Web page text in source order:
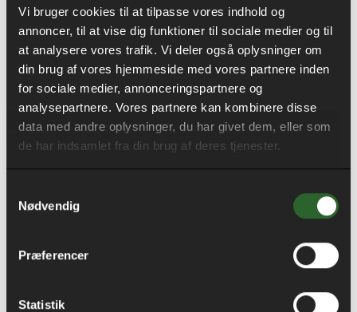
Vi bruger cookies til at tilpasse vores indhold og
annoncer, til at vise dig funktioner til sociale medier og til
at analysere vores trafik. Vi deler også oplysninger om
din brug af vores hjemmeside med vores partnere inden
for sociale medier, annonceringspartnere og
analysepartnere. Vores partnere kan kombinere disse
data med andre oplysninger, du har givet dem, eller som
de har indsamlet fra din brug af deres tjenester.
Nødvendig
Præferencer
Statistik
for bygningens industrielle ophav og arkitektoniske
særpræg har vi arbejdet målrettet med at bevare og
aktivere de eksisterende kvaliteter frem for at erstatte
dem. Transformation – ikke nedrivning – har været
det bærende princip i udviklingen fra
produktionsbygning til nutidig sundhedsfunktion.
bygherre og samarbejdspartnere for et professionelt
Link til projektet:
https://renover.dk/projekt/transformation-af-lille-fabrik-